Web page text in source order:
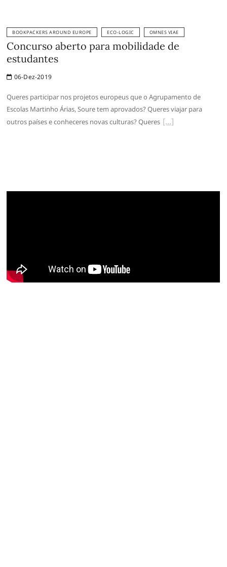
BOOKPACKERS AROUND EUROPE ECO-LOGIC OMNES VIAE
Concurso aberto para mobilidade de
estudantes
06-Dez-2019
Queres participar nos projetos europeus que o Agrupamento de
Escolas Martinho Árias, Soure tem aprovados? Queres viajar para
outros países e conheceres novas culturas? Queres